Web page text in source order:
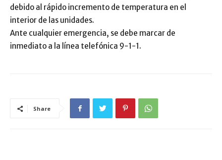
debido al rápido incremento de temperatura en el
interior de las unidades.
Ante cualquier emergencia, se debe marcar de
inmediato a la línea telefónica 9-1-1.
Share